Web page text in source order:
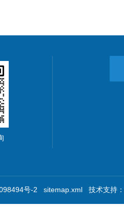
号-2 sitemap.xml 技术支持：